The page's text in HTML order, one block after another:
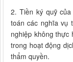
2. Tiền ký quỹ
toán các nghĩa vụ
nghiệp không thực
trong hoạt động
thẩm quyền.